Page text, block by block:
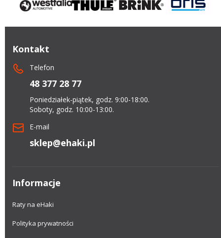
Kontakt
Telefon
48 377 28 77
Poniedziałek-piątek, godz. 9:00-18:00.
Soboty, godz. 10:00-13:00.
E-mail
sklep@ehaki.pl
Informacje
Raty na eHaki
Polityka prywatności